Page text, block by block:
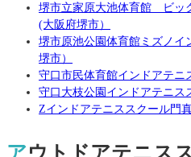
堺市立家原大池体育館 ビッ
(大阪府堺市）
堺市原池公園体育館ミズノイ
堺市）
守口市民体育館インドアテニ
守口大枝公園インドアテニス
Zインドアテニススクール門
アウトドアテニス